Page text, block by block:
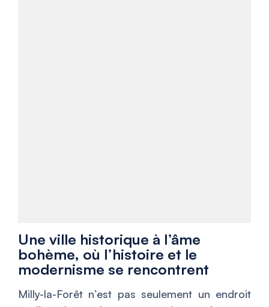
Une ville historique à l’âme
bohème, où l’histoire et le
modernisme se rencontrent
Milly-la-Forêt n’est pas seulement un endroit